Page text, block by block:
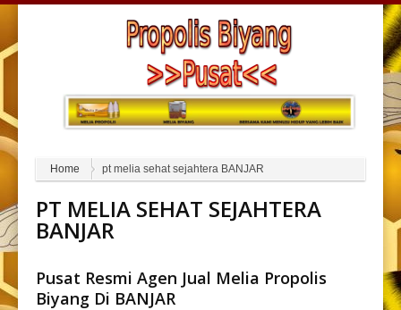
Home pt melia sehat sejahtera BANJAR
PT MELIA SEHAT SEJAHTERA
BANJAR
Pusat Resmi Agen Jual Melia Propolis
Biyang Di BANJAR